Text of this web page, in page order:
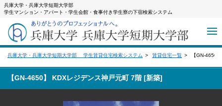
兵庫大学・兵庫大学短期大学部
学生マンション・アパート・学生会館・食事付き学生寮の下宿検索システム
兵庫大学・兵庫大学短期大学部 学生賃貸住宅検索システム 賃貸住宅一覧 【GN-4650
【GN-4650】 KDXレジデンス神戸元町 7階 [新築]